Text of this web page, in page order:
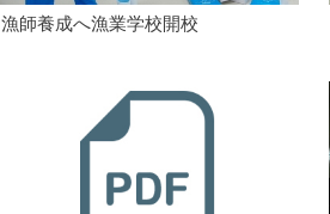
漁師養成へ漁業学校開校